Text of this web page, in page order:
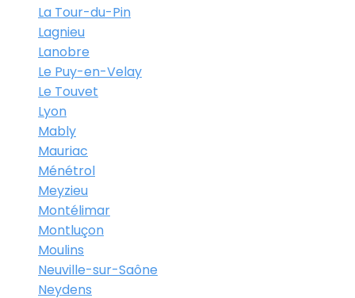
La Tour-du-Pin
Lagnieu
Lanobre
Le Puy-en-Velay
Le Touvet
Lyon
Mably
Mauriac
Ménétrol
Meyzieu
Montélimar
Montluçon
Moulins
Neuville-sur-Saône
Neydens